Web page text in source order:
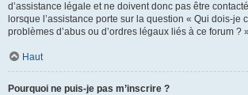
d’assistance légale et ne doivent donc pas être
lorsque l’assistance porte sur la question « Qui dois-je
problèmes d’abus ou d’ordres légaux liés à ce forum ?
Haut
Pourquoi ne puis-je pas m’inscrire ?